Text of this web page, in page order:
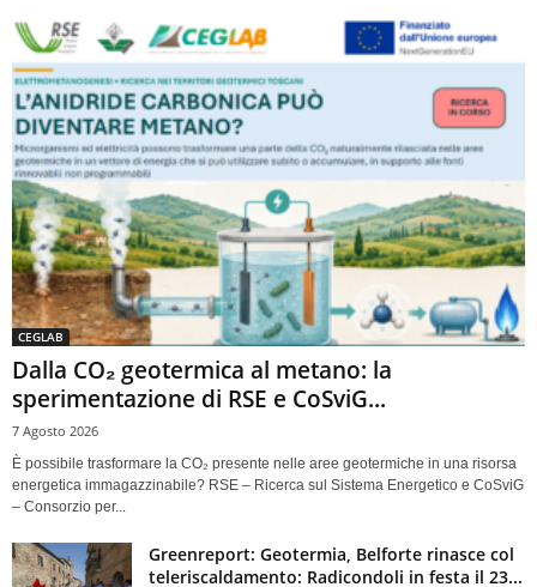
CEGLAB
Dalla CO₂ geotermica al metano: la
sperimentazione di RSE e CoSviG...
7 Agosto 2026
È possibile trasformare la CO₂ presente nelle aree geotermiche in una risorsa
energetica immagazzinabile? RSE – Ricerca sul Sistema Energetico e CoSviG
– Consorzio per...
Greenreport: Geotermia, Belforte rinasce col
teleriscaldamento: Radicondoli in festa il 23...